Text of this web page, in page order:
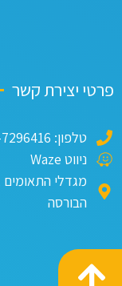
יצירת קשר
טלפון: 077-7296416
ניווט Waze
הבורסה